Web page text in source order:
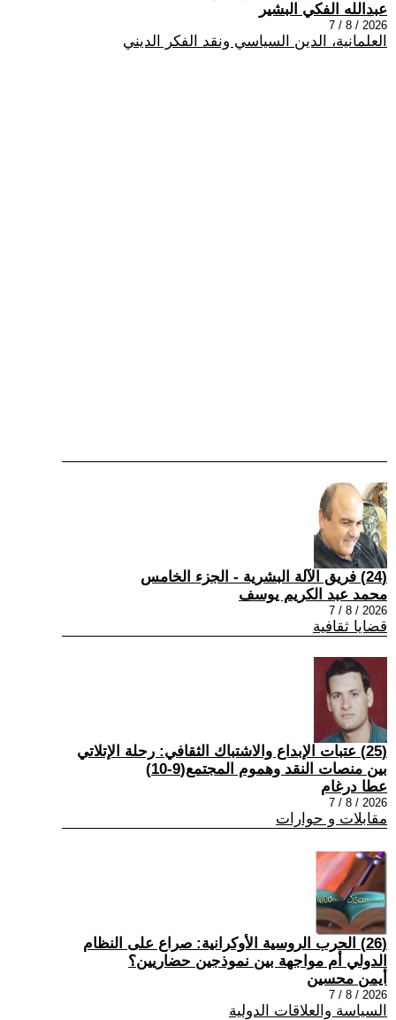
عبدالله الفكي البشير
2026 / 8 / 7
العلمانية، الدين السياسي ونقد الفكر الديني
(24) فريق الآلة البشرية - الجزء الخامس
محمد عبد الكريم يوسف
2026 / 8 / 7
قضايا ثقافية
(25) عتبات الإبداع والاشتباك الثقافي: رحلة الإتلاتي
بين منصات النقد وهموم المجتمع(9-10)
عطا درغام
2026 / 8 / 7
مقابلات و حوارات
(26) الحرب الروسية الأوكرانية: صراع على النظام
الدولي أم مواجهة بين نموذجين حضاريين؟
أيمن محسين
2026 / 8 / 7
السياسة والعلاقات الدولية